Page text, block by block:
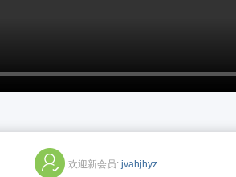
欢迎新会员: jvahjhyz